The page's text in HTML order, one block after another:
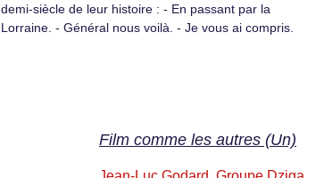
demi-siècle de leur histoire : - En passant par la
Lorraine. - Général nous voilà. - Je vous ai compris.
Film comme les autres (Un)